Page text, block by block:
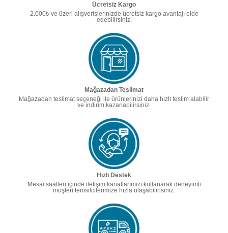
Ücretsiz Kargo
2.000₺ ve üzeri alışverişlerinizde ücretsiz kargo avantajı elde
edebilirsiniz.
Mağazadan Teslimat
Mağazadan teslimat seçeneği ile ürünlerinizi daha hızlı teslim alabilir
ve indirim kazanabilirsiniz.
Hızlı Destek
Mesai saatleri içinde iletişim kanallarımızı kullanarak deneyimli
müşteri temsilcilerimize hızla ulaşabilirisiniz.